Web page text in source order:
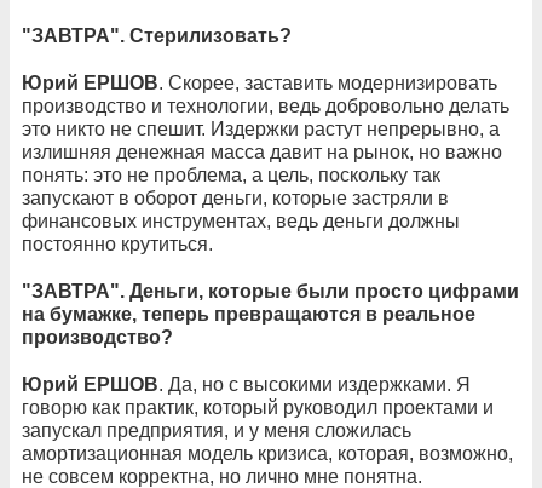
"ЗАВТРА". Стерилизовать?
Юрий ЕРШОВ. Скорее, заставить модернизировать
производство и технологии, ведь добровольно делать
это никто не спешит. Издержки растут непрерывно, а
излишняя денежная масса давит на рынок, но важно
понять: это не проблема, а цель, поскольку так
запускают в оборот деньги, которые застряли в
финансовых инструментах, ведь деньги должны
постоянно крутиться.
"ЗАВТРА". Деньги, которые были просто цифрами
на бумажке, теперь превращаются в реальное
производство?
Юрий ЕРШОВ. Да, но с высокими издержками. Я
говорю как практик, который руководил проектами и
запускал предприятия, и у меня сложилась
амортизационная модель кризиса, которая, возможно,
не совсем корректна, но лично мне понятна.